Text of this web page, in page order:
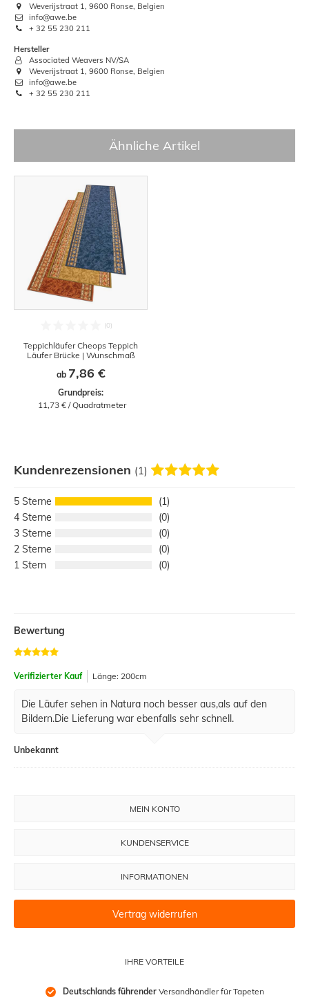
Weverijstraat 1, 9600 Ronse, Belgien
info@awe.be
+ 32 55 230 211
Hersteller
Associated Weavers NV/SA
Weverijstraat 1, 9600 Ronse, Belgien
info@awe.be
+ 32 55 230 211
Ähnliche Artikel
Teppichläufer Cheops Teppich
Läufer Brücke | Wunschmaß
ab 7,86 €
Grundpreis:
11,73 € / Quadratmeter
Kundenrezensionen (1)
5
1
4
0
3
0
2
0
1
0
Bewertung
Verifizierter Kauf Länge: 200cm
Die Läufer sehen in Natura noch besser aus,als auf den
Bildern.Die Lieferung war ebenfalls sehr schnell.
Unbekannt
IHRE VORTEILE
Deutschlands führender Versandhändler für Tapeten
MEIN KONTO
KUNDENSERVICE
INFORMATIONEN
Vertrag widerrufen